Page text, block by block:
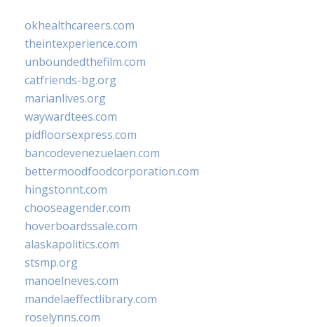
okhealthcareers.com
theintexperience.com
unboundedthefilm.com
catfriends-bg.org
marianlives.org
waywardtees.com
pidfloorsexpress.com
bancodevenezuelaen.com
bettermoodfoodcorporation.com
hingstonnt.com
chooseagender.com
hoverboardssale.com
alaskapolitics.com
stsmp.org
manoelneves.com
mandelaeffectlibrary.com
roselynns.com